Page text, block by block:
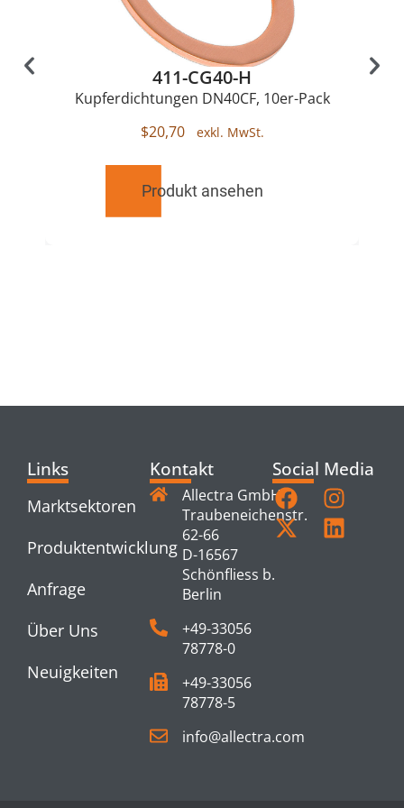
411-CG40-H
Kupferdichtungen DN40CF, 10er-Pack
$20,70
Produkt ansehen
Links
Marktsektoren
Produktentwicklung
Anfrage
Über Uns
Neuigkeiten
Kontakt
Allectra GmbH
Traubeneichenstr.
62-66
D-16567
Schönfliess b.
Berlin
+49-33056
78778-0
+49-33056
78778-5
info@allectra.com
Social Media